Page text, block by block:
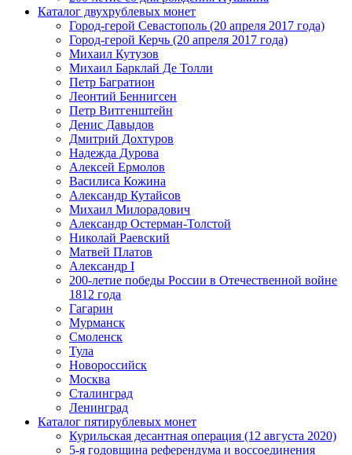
Каталог двухрублевых монет
Город-герой Севастополь (20 апреля 2017 года)
Город-герой Керчь (20 апреля 2017 года)
Михаил Кутузов
Михаил Барклай Де Толли
Петр Багратион
Леонтий Беннигсен
Петр Витгенштейн
Денис Давыдов
Дмитрий Дохтуров
Надежда Дурова
Алексей Ермолов
Василиса Кожина
Александр Кутайсов
Михаил Милорадович
Александр Остерман-Толстой
Николай Раевский
Матвей Платов
Александр I
200-летие победы России в Отечественной войне
1812 года
Гагарин
Мурманск
Смоленск
Тула
Новороссийск
Москва
Сталинград
Ленинград
Каталог пятирублевых монет
Курильская десантная операция (12 августа 2020)
5-я годовщина референдума и воссоединения